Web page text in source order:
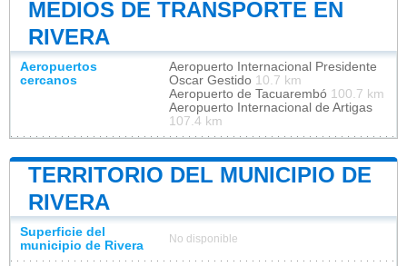
MEDIOS DE TRANSPORTE EN
RIVERA
Aeropuertos
cercanos
Aeropuerto Internacional Presidente
Oscar Gestido 10.7 km
Aeropuerto de Tacuarembó 100.7 km
Aeropuerto Internacional de Artigas
107.4 km
TERRITORIO DEL MUNICIPIO DE
RIVERA
Superficie del
municipio de Rivera
No disponible